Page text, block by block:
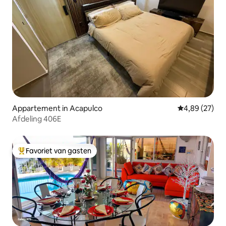
Appartement in Acapulco Gemiddelde
4,89 (27)
Afdeling 406E
Topfavoriet van gasten
Favoriet van gasten